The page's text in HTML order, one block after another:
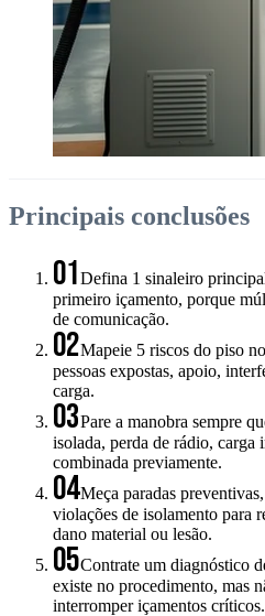
Principais conclusões
01Defina 1 sinaleiro
primeiro içamento, porque
de comunicação.
02Mapeie 5 riscos do piso
pessoas expostas, apoio,
carga.
03Pare a manobra sempre
isolada, perda de rádio, carga
combinada previamente.
04Meça paradas
violações de isolamento para
dano material ou lesão.
05Contrate um diagnóstico
existe no procedimento, mas
interromper içamentos críticos.